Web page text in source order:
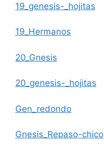
19_genesis-_hojitas
19_Hermanos
20_Gnesis
20_genesis-_hojitas
Gen_redondo
Gnesis_Repaso-chico